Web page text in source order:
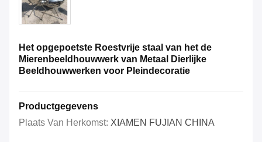
Het opgepoetste Roestvrije staal van het de
Mierenbeeldhouwwerk van Metaal Dierlijke
Beeldhouwwerken voor Pleindecoratie
Productgegevens
Plaats Van Herkomst: XIAMEN FUJIAN CHINA